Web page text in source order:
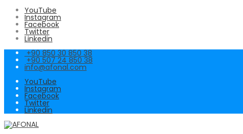
YouTube
Instagram
Facebook
Twitter
Linkedin
+90 850 30 850 38
+90 507 24 850 38
info@afonal.com
YouTube
Instagram
Facebook
Twitter
Linkedin